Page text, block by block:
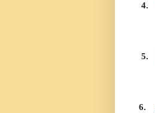
4.
5.
6.